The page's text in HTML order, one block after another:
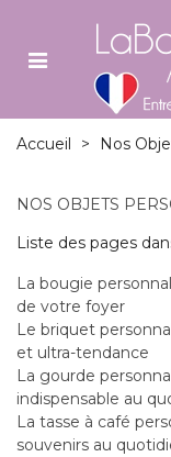
Accueil > Nos
NOS OBJETS
Liste des pages
La bougie
de votre foyer
Le briquet
et ultra-tendance
La gourde
indispensable au
La tasse à café
souvenirs au